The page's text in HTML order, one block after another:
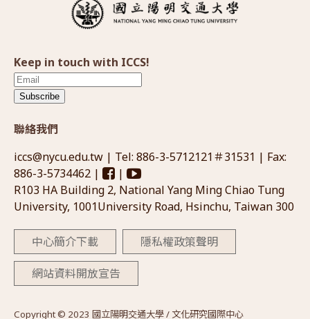
Keep in touch with ICCS!
Subscribe
聯絡我們
iccs@nycu.edu.tw | Tel: 886-3-5712121＃31531 | Fax:
886-3-5734462 |
|
R103 HA Building 2, National Yang Ming Chiao Tung
University, 1001University Road, Hsinchu, Taiwan 300
中心簡介下載 隱私權政策聲明
網站資料開放宣告
Copyright © 2023 國立陽明交通大學 / 文化研究國際中心